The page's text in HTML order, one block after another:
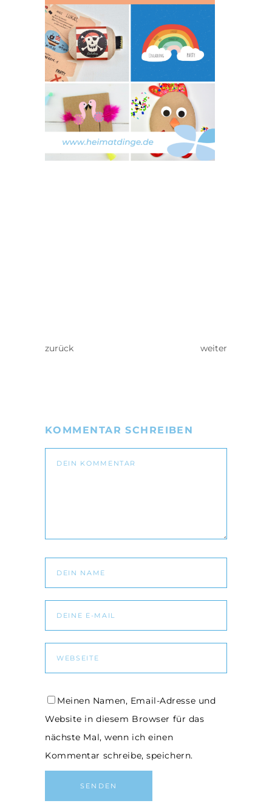
zurück weiter
KOMMENTAR SCHREIBEN
Meinen Namen, Email-Adresse und
Website in diesem Browser für das
nächste Mal, wenn ich einen
Kommentar schreibe, speichern.